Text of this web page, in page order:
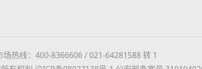
热线：400-8366606 / 021-64281588 转 1